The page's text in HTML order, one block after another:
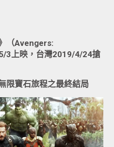
（Avengers:
3上映，台灣2019/4/24搶
限寶石旅程之最終結局